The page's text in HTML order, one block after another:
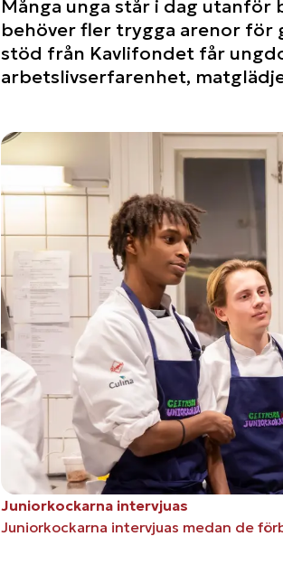
Många unga står i dag utanför
behöver fler trygga arenor för
stöd från Kavlifondet får
arbetslivserfarenhet,
Juniorkockarna intervjuas
Juniorkockarna intervjuas medan de